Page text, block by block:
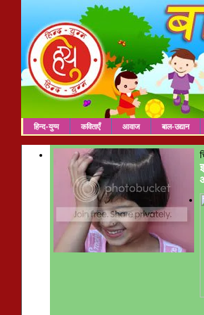
हिन्द-युग्म कविताएँ आवाज बाल-उद्यान